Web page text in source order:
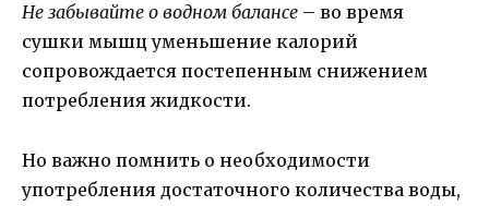
Не забывайте о водном балансе – во время
сушки мышц уменьшение калорий
сопровождается постепенным снижением
потребления жидкости.
Но важно помнить о необходимости
употребления достаточного количества воды,